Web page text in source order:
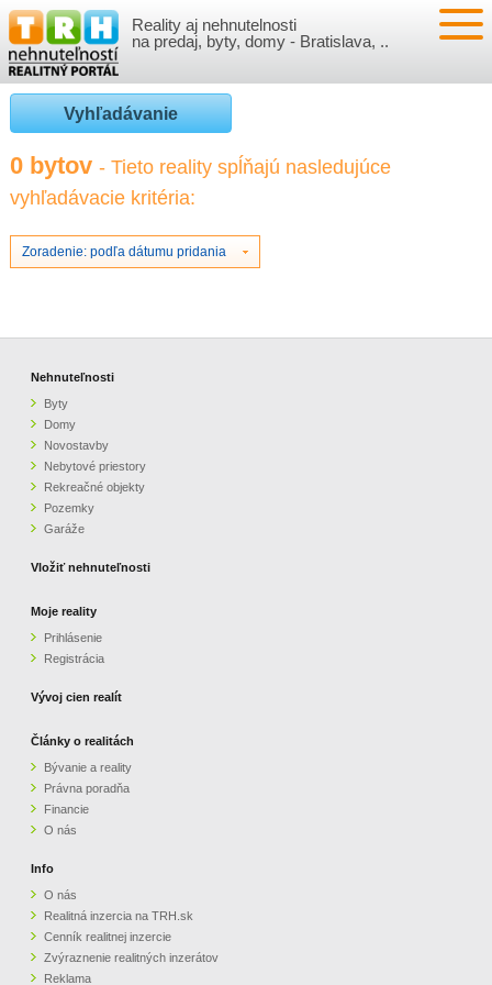
Reality aj nehnutelnosti
na predaj, byty, domy - Bratislava, ..
NEHNUTEĽNOSTI
BYTY
NOVOSTAVBY
NEBYTOVÉ PRIESTORY
GARÁŽE
VLOŽIŤ NEHNUTEĽNOSTI
PRIHLÁSENIE
REGISTRÁCIA
VÝVOJ CIEN REALÍT
ČLÁNKY O REALITÁCH
O NÁS
CENNÍK REALITNEJ INZERCIE
ZVÝRAZNENIE REALITNÝCH INZERÁTOV
PARTNERI
OBCHODNÉ PODMIENKY
KONTAKT
Vyhľadávanie
0 bytov - Tieto reality spĺňajú nasledujúce
vyhľadávacie kritéria:
Zoradenie: podľa dátumu pridania
Nehnuteľnosti
Byty
Domy
Novostavby
Nebytové priestory
Rekreačné objekty
Pozemky
Garáže
Vložiť nehnuteľnosti
Moje reality
Prihlásenie
Registrácia
Vývoj cien realít
Články o realitách
Bývanie a reality
Právna poradňa
Financie
O nás
Info
O nás
Realitná inzercia na TRH.sk
Cenník realitnej inzercie
Zvýraznenie realitných inzerátov
Reklama